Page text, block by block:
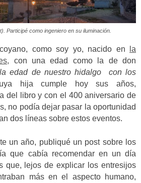
Participé como ingeniero en su iluminación.
como soy yo, nacido en
la
con una edad como la de don
edad de nuestro hidalgo con los
hija cumple hoy sus años,
del libro y con el 400 aniversario de
no podía dejar pasar la oportunidad
dos líneas sobre estos eventos.
un año, publiqué un post sobre los
que cabía recomendar en un día
que, lejos de explicar los entresijos
más en el aspecto humano,